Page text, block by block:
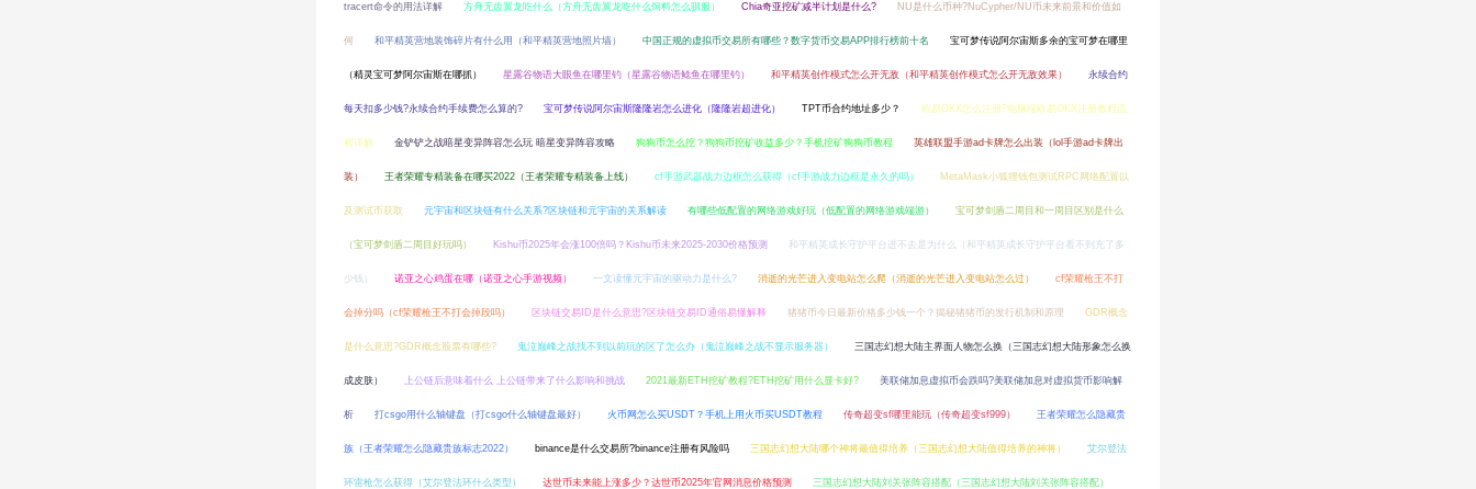
tracert命令的用法详解 方舟无齿翼龙吃什么（方舟无齿翼龙吃什么饲料怎么驯服） Chia奇亚挖矿减半计划是什么? NU是什么币种?NuCypher/NU币未来前景和价值如
何 和平精英营地装饰碎片有什么用（和平精英营地照片墙） 中国正规的虚拟币交易所有哪些？数字货币交易APP排行榜前十名 宝可梦传说阿尔宙斯多余的宝可梦在哪里
（精灵宝可梦阿尔宙斯在哪抓） 星露谷物语大眼鱼在哪里钓（星露谷物语鲶鱼在哪里钓） 和平精英创作模式怎么开无敌（和平精英创作模式怎么开无敌效果） 永续合约
每天扣多少钱?永续合约手续费怎么算的? 宝可梦传说阿尔宙斯隆隆岩怎么进化（隆隆岩超进化） TPT币合约地址多少？ 欧易OKX怎么注册?电脑端欧易OKX注册教程流
程详解 金铲铲之战暗星变异阵容怎么玩 暗星变异阵容攻略 狗狗币怎么挖？狗狗币挖矿收益多少？手机挖矿狗狗币教程 英雄联盟手游ad卡牌怎么出装（lol手游ad卡牌出
装） 王者荣耀专精装备在哪买2022（王者荣耀专精装备上线） cf手游武器战力边框怎么获得（cf手游战力边框是永久的吗） MetaMask小狐狸钱包测试RPC网络配置以
及测试币获取 元宇宙和区块链有什么关系?区块链和元宇宙的关系解读 有哪些低配置的网络游戏好玩（低配置的网络游戏端游） 宝可梦剑盾二周目和一周目区别是什么
（宝可梦剑盾二周目好玩吗） Kishu币2025年会涨100倍吗？Kishu币未来2025-2030价格预测 和平精英成长守护平台进不去是为什么（和平精英成长守护平台看不到充了多
少钱） 诺亚之心鸡蛋在哪（诺亚之心手游视频） 一文读懂元宇宙的驱动力是什么? 消逝的光芒进入变电站怎么爬（消逝的光芒进入变电站怎么过） cf荣耀枪王不打
会掉分吗（cf荣耀枪王不打会掉段吗） 区块链交易ID是什么意思?区块链交易ID通俗易懂解释 猪猪币今日最新价格多少钱一个？揭秘猪猪币的发行机制和原理 GDR概念
是什么意思?GDR概念股票有哪些? 鬼泣巅峰之战找不到以前玩的区了怎么办（鬼泣巅峰之战不显示服务器） 三国志幻想大陆主界面人物怎么换（三国志幻想大陆形象怎么换
成皮肤） 上公链后意味着什么 上公链带来了什么影响和挑战 2021最新ETH挖矿教程?ETH挖矿用什么显卡好? 美联储加息虚拟币会跌吗?美联储加息对虚拟货币影响解
析 打csgo用什么轴键盘（打csgo什么轴键盘最好） 火币网怎么买USDT？手机上用火币买USDT教程 传奇超变sf哪里能玩（传奇超变sf999） 王者荣耀怎么隐藏贵
族（王者荣耀怎么隐藏贵族标志2022） binance是什么交易所?binance注册有风险吗 三国志幻想大陆哪个神将最值得培养（三国志幻想大陆值得培养的神将） 艾尔登法
环雷枪怎么获得（艾尔登法环什么类型） 达世币未来能上涨多少？达世币2025年官网消息价格预测 三国志幻想大陆刘关张阵容搭配（三国志幻想大陆刘关张阵容搭配）